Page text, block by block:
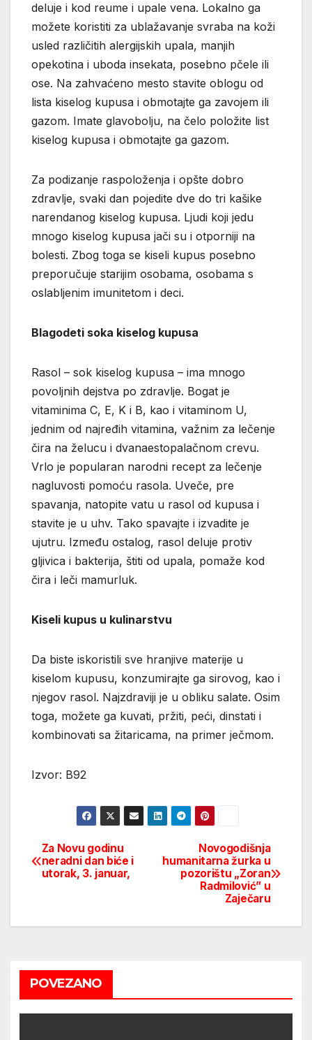
deluje i kod reume i upale vena. Lokalno ga
možete koristiti za ublažavanje svraba na koži
usled različitih alergijskih upala, manjih
opekotina i uboda insekata, posebno pčele ili
ose. Na zahvaćeno mesto stavite oblogu od
lista kiselog kupusa i obmotajte ga zavojem ili
gazom. Imate glavobolju, na čelo položite list
kiselog kupusa i obmotajte ga gazom.
Za podizanje raspoloženja i opšte dobro
zdravlje, svaki dan pojedite dve do tri kašike
narendanog kiselog kupusa. Ljudi koji jedu
mnogo kiselog kupusa jači su i otporniji na
bolesti. Zbog toga se kiseli kupus posebno
preporučuje starijim osobama, osobama s
oslabljenim imunitetom i deci.
Blagodeti soka kiselog kupusa
Rasol – sok kiselog kupusa – ima mnogo
povoljnih dejstva po zdravlje. Bogat je
vitaminima C, E, K i B, kao i vitaminom U,
jednim od najređih vitamina, važnim za lečenje
čira na želucu i dvanaestopalačnom crevu.
Vrlo je popularan narodni recept za lečenje
nagluvosti pomoću rasola. Uveče, pre
spavanja, natopite vatu u rasol od kupusa i
stavite je u uhv. Tako spavajte i izvadite je
ujutru. Između ostalog, rasol deluje protiv
gljivica i bakterija, štiti od upala, pomaže kod
čira i leči mamurluk.
Kiseli kupus u kulinarstvu
Da biste iskoristili sve hranjive materije u
kiselom kupusu, konzumirajte ga sirovog, kao i
njegov rasol. Najzdraviji je u obliku salate. Osim
toga, možete ga kuvati, pržiti, peći, dinstati i
kombinovati sa žitaricama, na primer ječmom.
Izvor: B92
Post
navigation
Novogodišnja
humanitarna žurka u
pozorištu „Zoran
Radmilović” u
Zaječaru
Za Novu godinu
neradni dan biće i
utorak, 3. januar,
POVEZANO